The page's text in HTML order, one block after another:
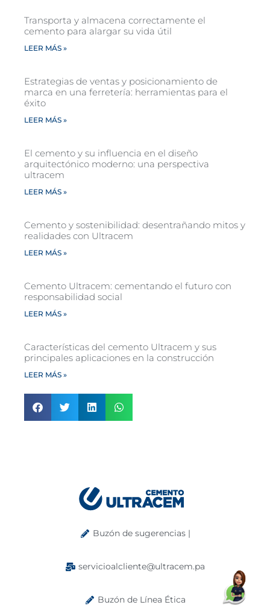
Transporta y almacena correctamente el
cemento para alargar su vida útil
LEER MÁS »
Estrategias de ventas y posicionamiento de
marca en una ferretería: herramientas para el
éxito
LEER MÁS »
El cemento y su influencia en el diseño
arquitectónico moderno: una perspectiva
ultracem
LEER MÁS »
Cemento y sostenibilidad: desentrañando mitos y
realidades con Ultracem
LEER MÁS »
Cemento Ultracem: cementando el futuro con
responsabilidad social
LEER MÁS »
Características del cemento Ultracem y sus
principales aplicaciones en la construcción
LEER MÁS »
Buzón de sugerencias |
servicioalcliente@ultracem.pa
Buzón de Línea Ética